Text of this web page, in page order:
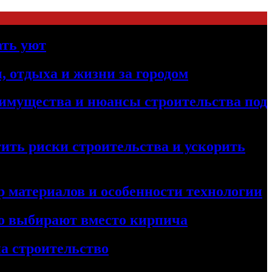
уют
отдыха и жизни за городом
и нюансы строительства под
риски строительства и ускорить
и особенности технологии
выбирают вместо кирпича
строительство